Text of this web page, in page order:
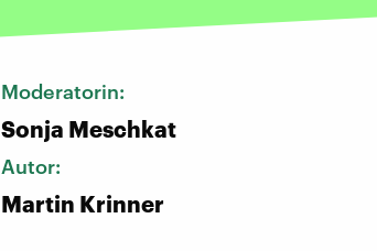
Moderatorin:
Sonja Meschkat
Autor:
Martin Krinner